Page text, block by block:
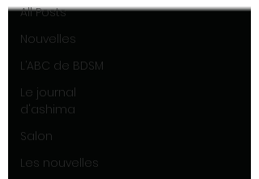
All Posts
Nouvelles
L’ABC de BDSM
Le journal
d'ashima
Salon
Les nouvelles